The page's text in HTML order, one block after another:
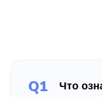
Q1 Что